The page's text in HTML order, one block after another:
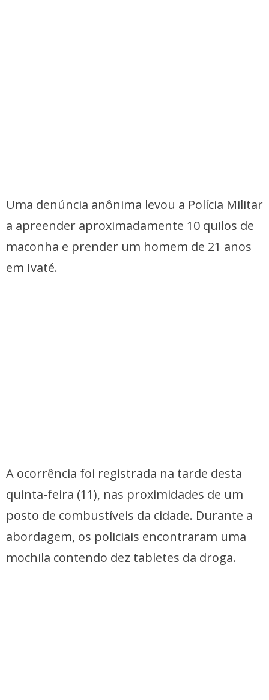
Uma denúncia anônima levou a Polícia Militar
a apreender aproximadamente 10 quilos de
maconha e prender um homem de 21 anos
em Ivaté.
A ocorrência foi registrada na tarde desta
quinta-feira (11), nas proximidades de um
posto de combustíveis da cidade. Durante a
abordagem, os policiais encontraram uma
mochila contendo dez tabletes da droga.